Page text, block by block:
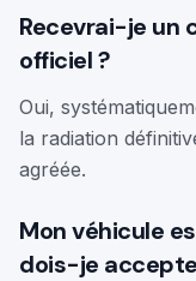
Recevrai-je un
officiel ?
Oui,
la radiation
agréée.
Mon véhicule
dois-je